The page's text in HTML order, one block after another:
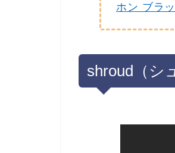
ホン ブラ
shroud（シ